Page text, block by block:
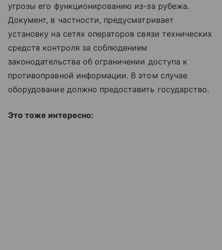
угрозы его функционированию из-за рубежа.
Документ, в частности, предусматривает
установку на сетях операторов связи технических
средств контроля за соблюдением
законодательства об ограничении доступа к
противоправной информации. В этом случае
оборудование должно предоставить государство.
Это тоже интересно: